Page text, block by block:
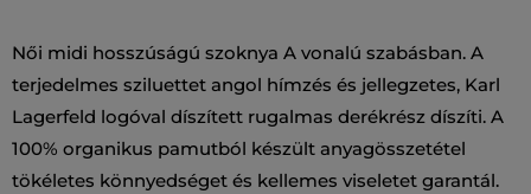
Női midi hosszúságú szoknya A vonalú szabásban. A
terjedelmes sziluettet angol hímzés és jellegzetes, Karl
Lagerfeld logóval díszített rugalmas derékrész díszíti. A
100% organikus pamutból készült anyagösszetétel
tökéletes könnyedséget és kellemes viseletet garantál.